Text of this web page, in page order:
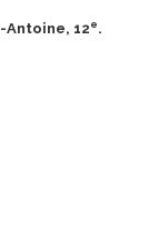
Antoine, 12e.